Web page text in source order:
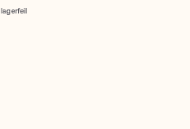
lagerfeil